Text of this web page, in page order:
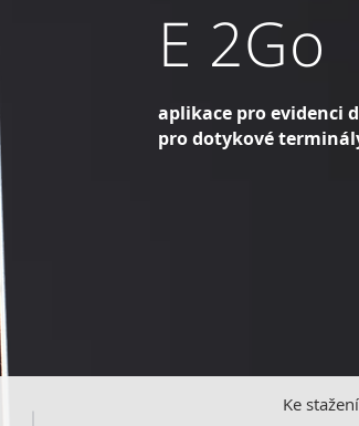
E 2Go
aplikace pro evidenci
pro dotykové
Ke stažení